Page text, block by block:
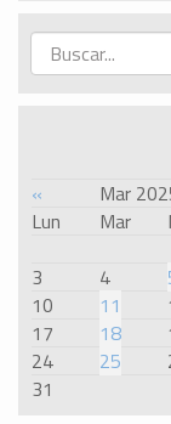
« Mar
Lun
Mar
3
4
10
11
17
18
24
25
31